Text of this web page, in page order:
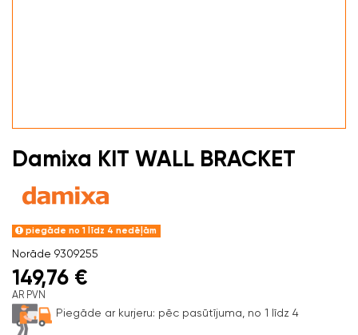
Damixa KIT WALL BRACKET
piegāde no 1 līdz 4 nedēļām
Norāde 9309255
149,76 €
AR PVN
Piegāde ar kurjeru: pēc pasūtījuma, no 1 līdz 4